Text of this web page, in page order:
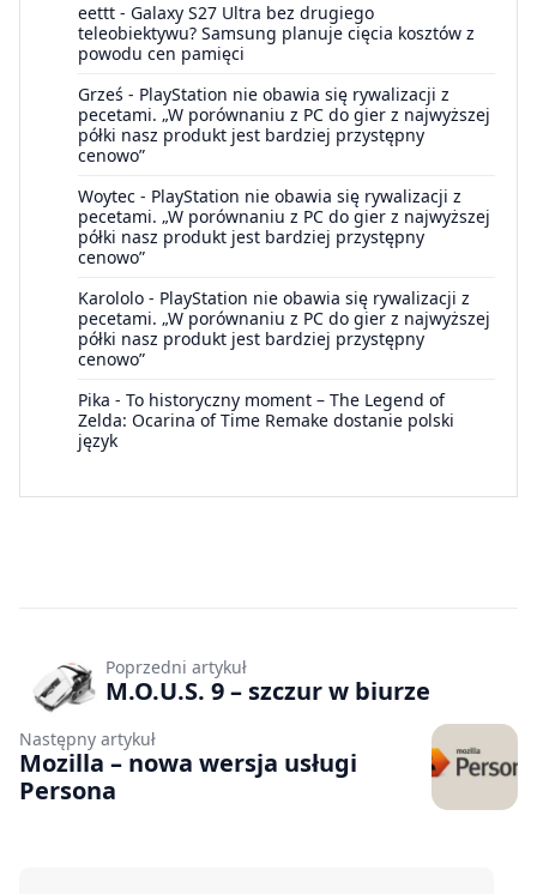
eettt - Galaxy S27 Ultra bez drugiego
teleobiektywu? Samsung planuje cięcia kosztów z
powodu cen pamięci
Grześ - PlayStation nie obawia się rywalizacji z
pecetami. „W porównaniu z PC do gier z najwyższej
półki nasz produkt jest bardziej przystępny
cenowo”
Woytec - PlayStation nie obawia się rywalizacji z
pecetami. „W porównaniu z PC do gier z najwyższej
półki nasz produkt jest bardziej przystępny
cenowo”
Karololo - PlayStation nie obawia się rywalizacji z
pecetami. „W porównaniu z PC do gier z najwyższej
półki nasz produkt jest bardziej przystępny
cenowo”
Pika - To historyczny moment – The Legend of
Zelda: Ocarina of Time Remake dostanie polski
język
Poprzedni artykuł
M.O.U.S. 9 – szczur w biurze
Następny artykuł
Mozilla – nowa wersja usługi
Persona